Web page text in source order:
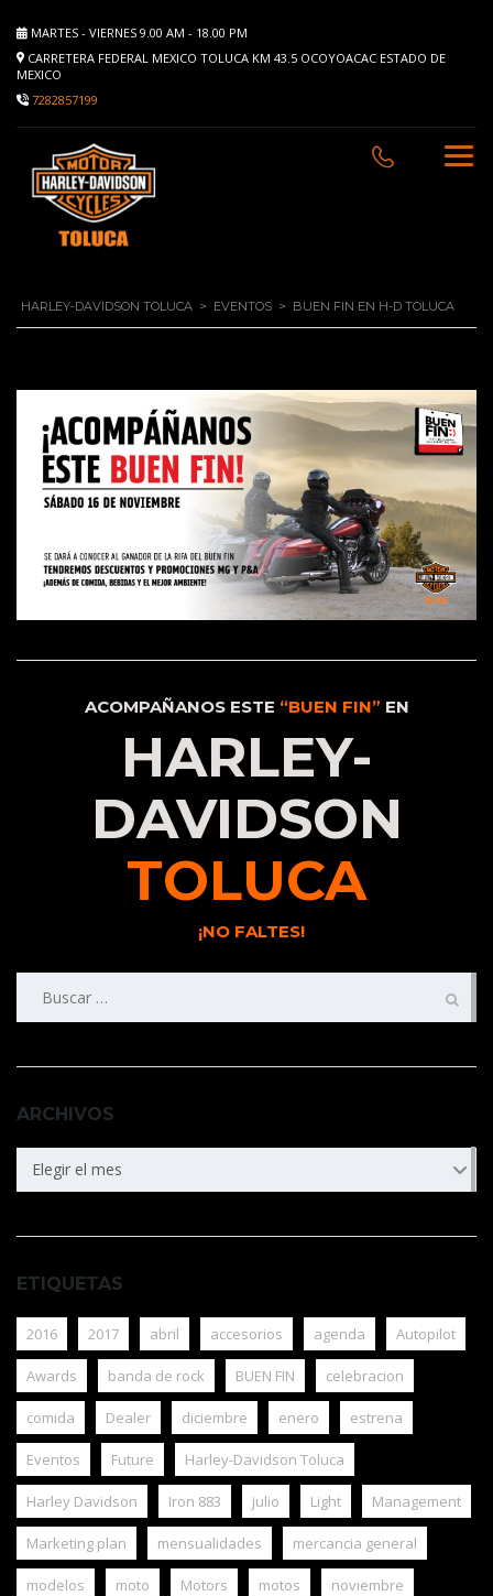
MARTES - VIERNES 9.00 AM - 18.00 PM
CARRETERA FEDERAL MEXICO TOLUCA KM 43.5 OCOYOACAC ESTADO DE
MEXICO
7282857199
HARLEY-DAVIDSON TOLUCA > EVENTOS > BUEN FIN EN H-D TOLUCA
ACOMPAÑANOS ESTE “BUEN FIN” EN
HARLEY-
DAVIDSON
TOLUCA
¡NO FALTES!
ARCHIVOS
Elegir el mes
ETIQUETAS
2016 2017 abril accesorios agenda Autopilot
Awards banda de rock BUEN FIN celebracion
comida Dealer diciembre enero estrena
Eventos Future Harley-Davidson Toluca
Harley Davidson Iron 883 julio Light Management
Marketing plan mensualidades mercancia general
modelos moto Motors motos noviembre